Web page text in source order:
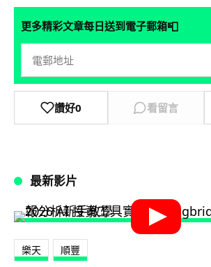
更多精彩文章每日送到電子郵箱📮
讚好0 看留言
最新影片
樂天 順豐